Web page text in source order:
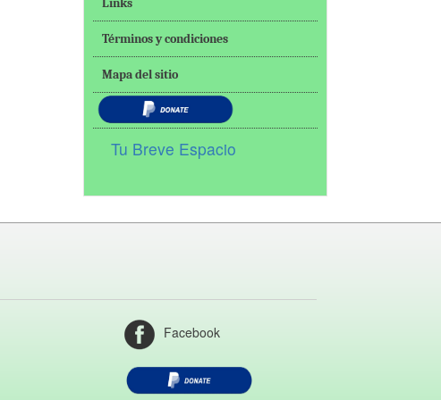
Links
Términos y condiciones
Mapa del sitio
Tu Breve Espacio
Facebook